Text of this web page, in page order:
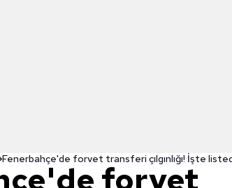
Fenerbahçe'de forvet transferi çılgınlığı! İşte
forvet